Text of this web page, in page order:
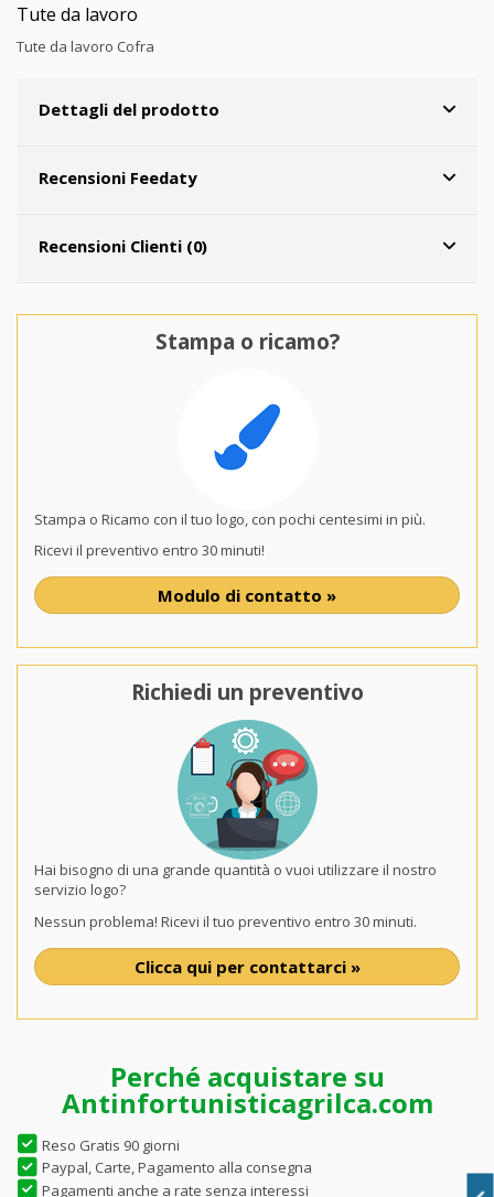
Tute da lavoro
Tute da lavoro Cofra
Dettagli del prodotto
Recensioni Feedaty
Recensioni Clienti (0)
Stampa o ricamo?
Stampa o Ricamo con il tuo logo, con pochi centesimi in più.
Ricevi il preventivo entro 30 minuti!
Modulo di contatto »
Richiedi un preventivo
Hai bisogno di una grande quantità o vuoi utilizzare il nostro
servizio logo?
Nessun problema! Ricevi il tuo preventivo entro 30 minuti.
Clicca qui per contattarci »
Perché acquistare su
Antinfortunisticagrilca.com
Reso Gratis 90 giorni
Paypal, Carte, Pagamento alla consegna
Pagamenti anche a rate senza interessi